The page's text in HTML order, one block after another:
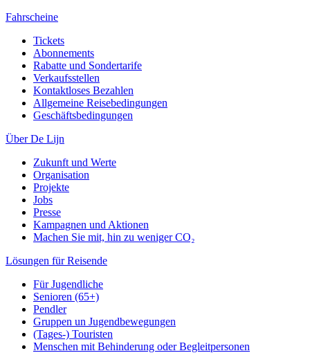
Fahrscheine
Tickets
Abonnements
Rabatte und Sondertarife
Verkaufsstellen
Kontaktloses Bezahlen
Allgemeine Reisebedingungen
Geschäftsbedingungen
Über De Lijn
Zukunft und Werte
Organisation
Projekte
Jobs
Presse
Kampagnen und Aktionen
Machen Sie mit, hin zu weniger CO₂
Lösungen für Reisende
Für Jugendliche
Senioren (65+)
Pendler
Gruppen un Jugendbewegungen
(Tages-) Touristen
Menschen mit Behinderung oder Begleitpersonen